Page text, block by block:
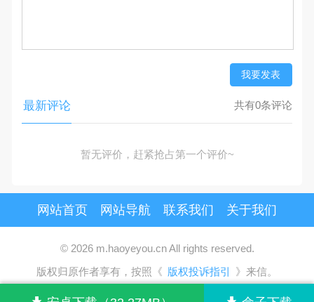
我要发表
最新评论 共有0条评论
暂无评价，赶紧抢占第一个评价~
网站首页 网站导航 联系我们 关于我们
© 2026 m.haoyeyou.cn All rights reserved.
版权归原作者享有，按照《 版权投诉指引 》来信。